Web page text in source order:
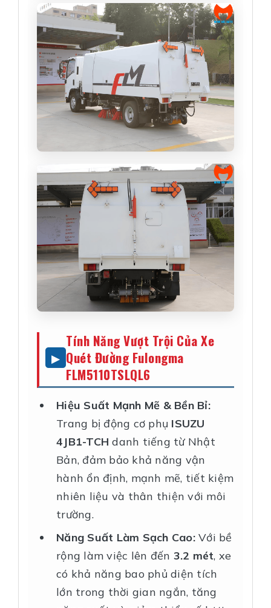
Tính Năng Vượt Trội Của Xe
Quét Đường Fulongma
FLM5110TSLQL6
Hiệu Suất Mạnh Mẽ & Bền Bỉ:
Trang bị động cơ phụ ISUZU
4JB1-TCH danh tiếng từ Nhật
Bản, đảm bảo khả năng vận
hành ổn định, mạnh mẽ, tiết kiệm
nhiên liệu và thân thiện với môi
trường.
Năng Suất Làm Sạch Cao:Với bề
rộng làm việc lên đến 3.2 mét, xe
có khả năng bao phủ diện tích
lớn trong thời gian ngắn, tăng